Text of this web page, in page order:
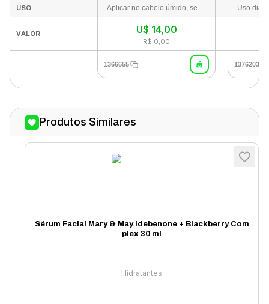
USO Aplicar no cabelo úmido, seco apenas com a toalha, do comprimento às pontas, distribuindo uniformemente. Estilizar como de costume (deixar secar naturalmente ou usar difusor)
VALOR U$ 14,00
R$ 0,00
1366655 1376203
Produtos Similares
Sérum Facial Mary & May Idebenone + Blackberry Com
plex 30 ml
Hidratantes